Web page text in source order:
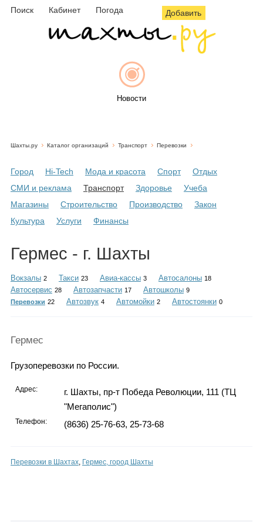
Поиск Кабинет Погода Добавить
Новости
Объявления
Шахты.ру Каталог организаций Транспорт Перевозки
Город Hi-Tech Мода и красота Спорт
Отдых
СМИ и реклама
Транспорт Здоровье
Учеба
Магазины
Строительство Производство
Закон
Культура
Услуги Финансы
Гермес - г. Шахты
Вокзалы 2 Такси 23 Авиа-кассы 3 Автосалоны 18
Автосервис 28 Автозапчасти 17 Автошколы 9
Перевозки 22 Автозвук 4 Автомойки 2 Автостоянки 0
Гермес
Грузоперевозки по России.
Адрес:
г. Шахты, пр-т Победа Революции, 111 (ТЦ
"Мегаполис")
Телефон: (8636) 25-76-63, 25-73-68
Перевозки в Шахтах, Гермес, город Шахты